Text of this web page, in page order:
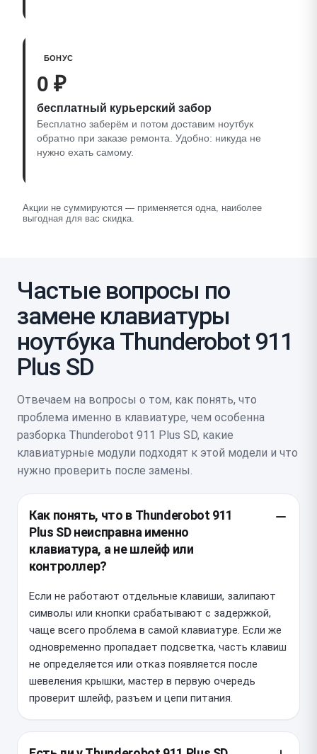
БОНУС
0 ₽
бесплатный курьерский забор
Бесплатно заберём и потом доставим ноутбук
обратно при заказе ремонта. Удобно: никуда не
нужно ехать самому.
Акции не суммируются — применяется одна, наиболее
выгодная для вас скидка.
Частые вопросы по
замене клавиатуры
ноутбука Thunderobot 911
Plus SD
Отвечаем на вопросы о том, как понять, что
проблема именно в клавиатуре, чем особенна
разборка Thunderobot 911 Plus SD, какие
клавиатурные модули подходят к этой модели и что
нужно проверить после замены.
Как понять, что в Thunderobot 911
Plus SD неисправна именно
клавиатура, а не шлейф или
контроллер?
Если не работают отдельные клавиши, залипают
символы или кнопки срабатывают с задержкой,
чаще всего проблема в самой клавиатуре. Если же
одновременно пропадает подсветка, часть клавиш
не определяется или отказ появляется после
шевеления крышки, мастер в первую очередь
проверит шлейф, разъем и цепи питания.